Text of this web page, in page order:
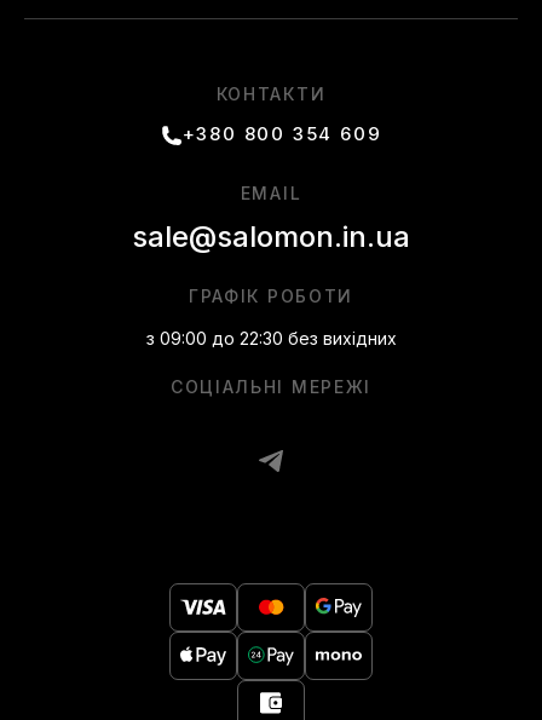
КОНТАКТИ
+380 800 354 609
СОЦІАЛЬНІ МЕРЕЖІ
ГРАФІК РОБОТИ
з 09:00 до 22:30 без вихідних
EMAIL
sale@salomon.in.ua